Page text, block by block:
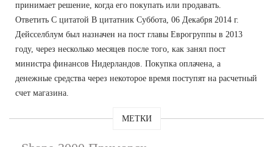
принимает решение, когда его покупать или продавать.
Ответить С цитатой В цитатник Суббота, 06 Декабря 2014 г.
Дейсселблум был назначен на пост главы Еврогруппы в 2013
году, через несколько месяцев после того, как занял пост
министра финансов Нидерландов. Покупка оплачена, а
денежные средства через некоторое время поступят на расчетный
счет магазина.
МЕТКИ